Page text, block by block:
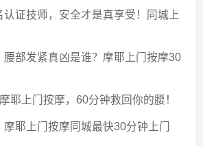
认证技师，安全才是真享受！同城上
腰部发紧真凶是谁？摩耶上门按摩30
耶上门按摩，60分钟救回你的腰！
耶上门按摩同城最快30分钟上门